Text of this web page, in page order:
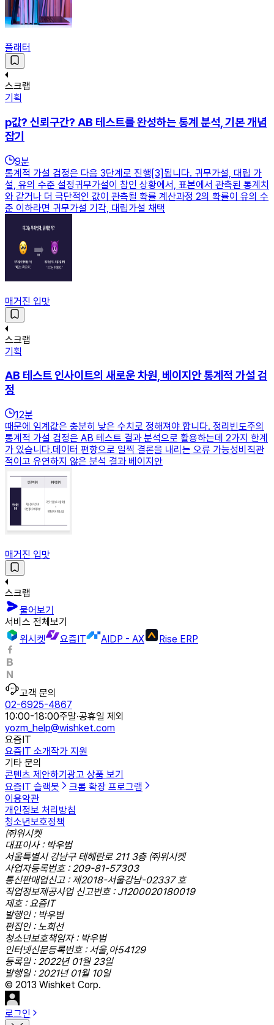
플래터
스크랩
기획
p값? 신뢰구간? AB 테스트를 완성하는 통계 분석, 기본 개념
잡기
9분
통계적 가설 검정은 다음 3단계로 진행[3]됩니다. 귀무가설, 대립 가
설, 유의 수준 설정귀무가설이 참인 상황에서, 표본에서 관측된 통계치
와 같거나 더 극단적인 값이 관측될 확률 계산과정 2의 확률이 유의 수
준 이하라면 귀무가설 기각, 대립가설 채택
매거진 입맛
스크랩
기획
AB 테스트 인사이트의 새로운 차원, 베이지안 통계적 가설 검
정
12분
때문에 임계값은 충분히 낮은 수치로 정해져야 합니다. 정리빈도주의
통계적 가설 검정은 AB 테스트 결과 분석으로 활용하는데 2가지 한계
가 있습니다.데이터 편향으로 일찍 결론을 내리는 오류 가능성비직관
적이고 유연하지 않은 분석 결과 베이지안
매거진 입맛
스크랩
물어보기
서비스 전체보기
위시켓
요즘IT AIDP - AX Rise ERP
고객 문의
02-6925-4867
10:00-18:00주말·공휴일 제외
yozm_help@wishket.com
요즘IT
요즘IT 소개작가 지원
기타 문의
콘텐츠 제안하기 광고 상품 보기
요즘IT 슬랙봇
크롬 확장 프로그램
이용약관
개인정보 처리방침
청소년보호정책
㈜위시켓
대표이사 : 박우범
서울특별시 강남구 테헤란로 211 3층 ㈜위시켓
사업자등록번호 : 209-81-57303
통신판매업신고 : 제2018-서울강남-02337 호
직업정보제공사업 신고번호 : J1200020180019
제호 : 요즘IT
발행인 : 박우범
편집인 : 노희선
청소년보호책임자 : 박우범
인터넷신문등록번호 : 서울,아54129
등록일 : 2022년 01월 23일
발행일 : 2021년 01월 10일
© 2013 Wishket Corp.
로그인